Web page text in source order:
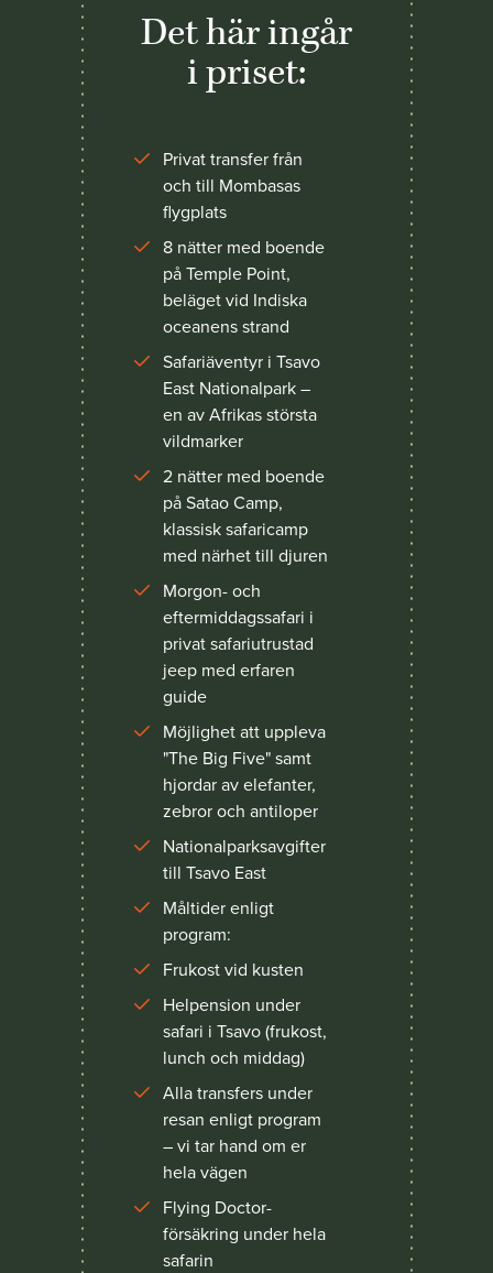
Det här ingår
i priset:
Privat transfer från
och till Mombasas
flygplats
8 nätter med boende
på Temple Point,
beläget vid Indiska
oceanens strand
Safariäventyr i Tsavo
East Nationalpark –
en av Afrikas största
vildmarker
2 nätter med boende
på Satao Camp,
klassisk safaricamp
med närhet till djuren
Morgon- och
eftermiddagssafari i
privat safariutrustad
jeep med erfaren
guide
Möjlighet att uppleva
"The Big Five" samt
hjordar av elefanter,
zebror och antiloper
Nationalparksavgifter
till Tsavo East
Måltider enligt
program:
Frukost vid kusten
Helpension under
safari i Tsavo (frukost,
lunch och middag)
Alla transfers under
resan enligt program
– vi tar hand om er
hela vägen
Flying Doctor-
försäkring under hela
safarin